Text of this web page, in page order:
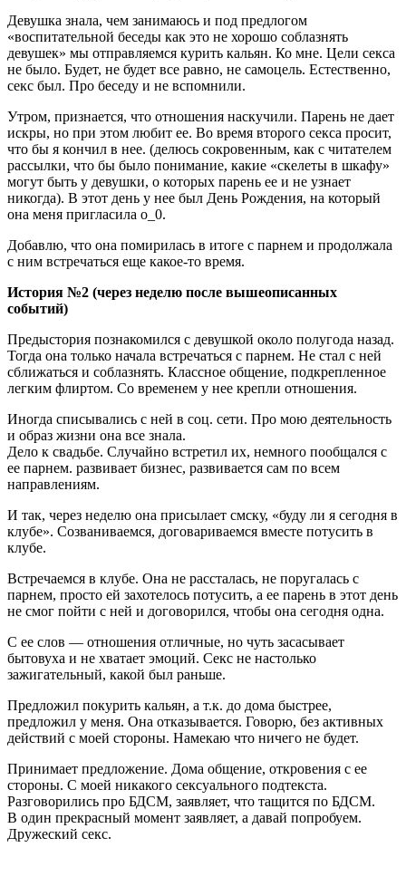
Девушка знала, чем занимаюсь и под предлогом
«воспитательной беседы как это не хорошо соблазнять
девушек» мы отправляемся курить кальян. Ко мне. Цели секса
не было. Будет, не будет все равно, не самоцель. Естественно,
секс был. Про беседу и не вспомнили.
Утром, признается, что отношения наскучили. Парень не дает
искры, но при этом любит ее. Во время второго секса просит,
что бы я кончил в нее. (делюсь сокровенным, как с читателем
рассылки, что бы было понимание, какие «скелеты в шкафу»
могут быть у девушки, о которых парень ее и не узнает
никогда). В этот день у нее был День Рождения, на который
она меня пригласила о_0.
Добавлю, что она помирилась в итоге с парнем и продолжала
с ним встречаться еще какое-то время.
История №2 (через неделю после вышеописанных
событий)
Предыстория познакомился с девушкой около полугода назад.
Тогда она только начала встречаться с парнем. Не стал с ней
сближаться и соблазнять. Классное общение, подкрепленное
легким флиртом. Со временем у нее крепли отношения.
Иногда списывались с ней в соц. сети. Про мою деятельность
и образ жизни она все знала.
Дело к свадьбе. Случайно встретил их, немного пообщался с
ее парнем. развивает бизнес, развивается сам по всем
направлениям.
И так, через неделю она присылает смску, «буду ли я сегодня в
клубе». Созваниваемся, договариваемся вместе потусить в
клубе.
Встречаемся в клубе. Она не рассталась, не поругалась с
парнем, просто ей захотелось потусить, а ее парень в этот день
не смог пойти с ней и договорился, чтобы она сегодня одна.
С ее слов — отношения отличные, но чуть засасывает
бытовуха и не хватает эмоций. Секс не настолько
зажигательный, какой был раньше.
Предложил покурить кальян, а т.к. до дома быстрее,
предложил у меня. Она отказывается. Говорю, без активных
действий с моей стороны. Намекаю что ничего не будет.
Принимает предложение. Дома общение, откровения с ее
стороны. С моей никакого сексуального подтекста.
Разговорились про БДСМ, заявляет, что тащится по БДСМ.
В один прекрасный момент заявляет, а давай попробуем.
Дружеский секс.